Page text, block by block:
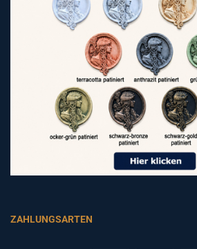
ZAHLUNGSARTEN